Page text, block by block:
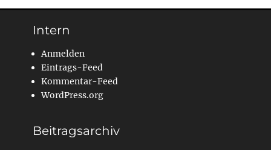
Intern
Anmelden
Eintrags-Feed
Kommentar-Feed
WordPress.org
Beitragsarchiv